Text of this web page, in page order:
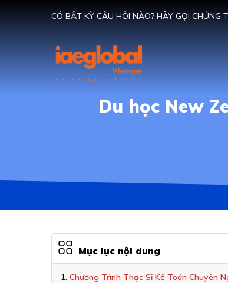
CÓ BẤT KỲ CÂU HỎI NÀO? HÃY GỌI CHÚNG
Du học New
Mục lục nội dung
Chương Trình Thạc Sĩ Kế Toán Chuyên